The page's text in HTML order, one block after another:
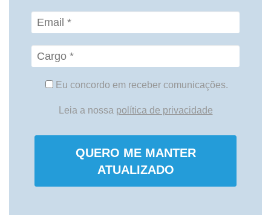
Eu concordo em receber comunicações.
Leia a nossa política de privacidade
QUERO ME MANTER
ATUALIZADO